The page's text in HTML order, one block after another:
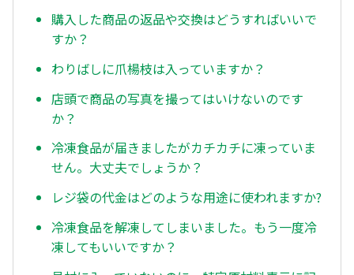
購入した商品の返品や交換はどうすればいいで
すか？
わりばしに爪楊枝は入っていますか？
店頭で商品の写真を撮ってはいけないのです
か？
冷凍食品が届きましたがカチカチに凍っていま
せん。大丈夫でしょうか？
レジ袋の代金はどのような用途に使われますか?
冷凍食品を解凍してしまいました。もう一度冷
凍してもいいですか？